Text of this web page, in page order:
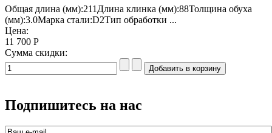
Общая длина (мм):211Длина клинка (мм):88Толщина обуха
(мм):3.0Марка стали:D2Тип обработки ...
Цена:
11 700 Р
Сумма скидки:
Подпишитесь на нас